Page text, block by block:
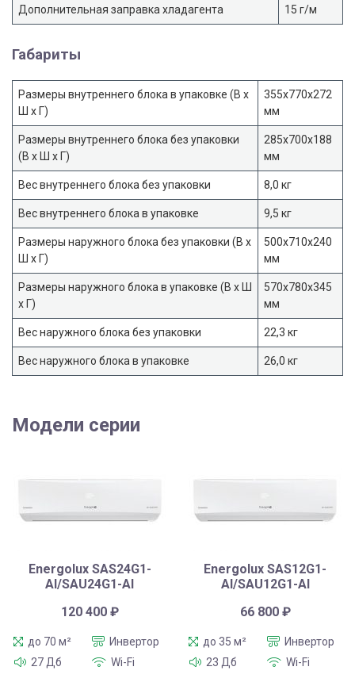
Дополнительная заправка хладагента 15 г/м
Габариты
Размеры внутреннего блока в упаковке (В х
Ш х Г)
355х770х272
мм
Размеры внутреннего блока без упаковки
(В х Ш х Г)
285х700х188
мм
Вес внутреннего блока без упаковки 8,0 кг
Вес внутреннего блока в упаковке 9,5 кг
Размеры наружного блока без упаковки (В х
Ш х Г)
500x710x240
мм
Размеры наружного блока в упаковке (В х Ш
х Г)
570х780х345
мм
Вес наружного блока без упаковки 22,3 кг
Вес наружного блока в упаковке 26,0 кг
Модели серии
Energolux SAS24G1-
AI/SAU24G1-AI
120 400 ₽
до 70 м²
Инвертор
27 Дб
Wi-Fi
Energolux SAS12G1-
AI/SAU12G1-AI
66 800 ₽
до 35 м²
Инвертор
23 Дб
Wi-Fi